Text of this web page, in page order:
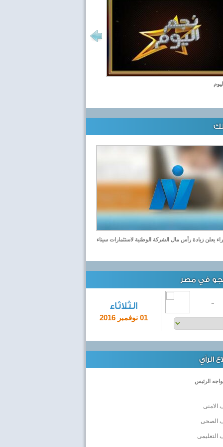
لك
يعلن زيادة رأس مال الشركة الوطنية لاستثمارات سيناء
في مصر
الثلاثاء
01 نوفمبر 2016
-
الرأي
الرئيس
الامنى
الصحى
التعليمى